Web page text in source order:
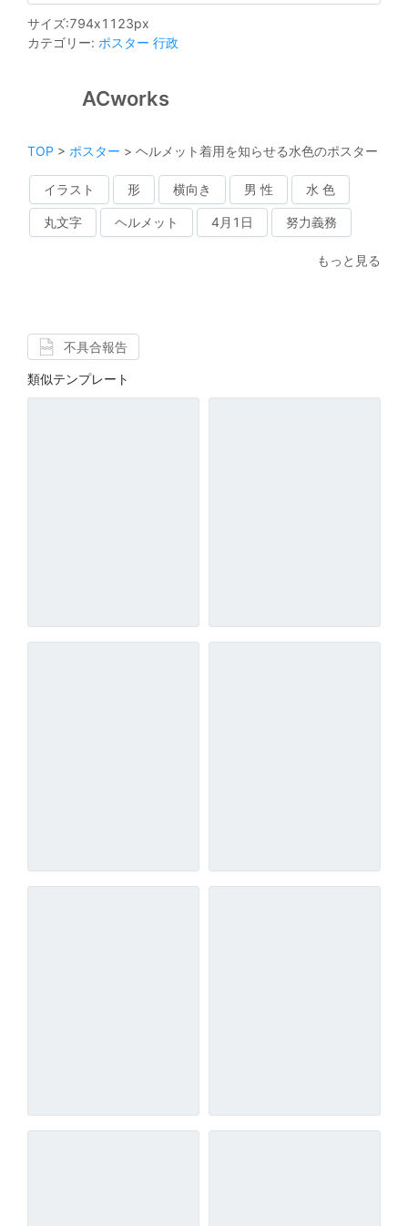
サイズ:794x1123px
カテゴリー: ポスター 行政
ACworks
TOP > ポスター > ヘルメット着用を知らせる水色のポスター
イラスト 形 横向き 男 性 水 色
丸文字 ヘルメット 4月1日 努力義務
もっと見る
不具合報告
類似テンプレート